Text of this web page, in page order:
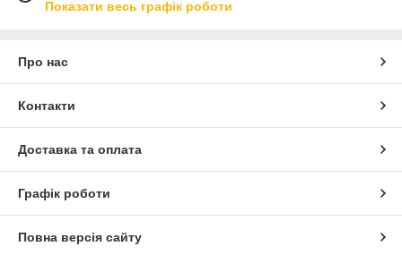
Показати весь графік роботи
Про нас
Контакти
Доставка та оплата
Графік роботи
Повна версія сайту